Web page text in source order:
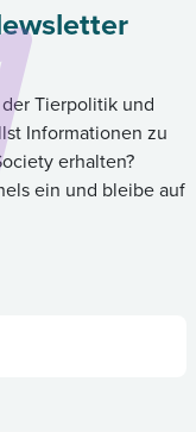
Tierpolitik und
Informationen zu
erhalten?
ein und bleibe auf